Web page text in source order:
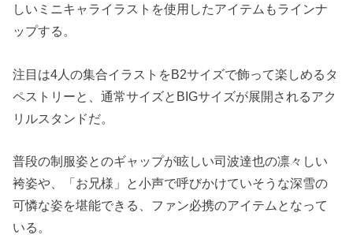
しいミニキャライラストを使用したアイテムもラインナ
ップする。
注目は4人の集合イラストをB2サイズで飾って楽しめるタ
ペストリーと、通常サイズとBIGサイズが展開されるアク
リルスタンドだ。
普段の制服姿とのギャップが眩しい司波達也の凛々しい
袴姿や、「お兄様」と小声で呼びかけていそうな深雪の
可憐な姿を堪能できる、ファン必携のアイテムとなって
いる。